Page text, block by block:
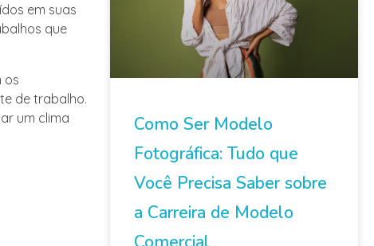
em suas
que
os
de trabalho.
um clima
Como Ser Modelo
Fotográfica: Tudo que
Você Precisa Saber sobre
a Carreira de Modelo